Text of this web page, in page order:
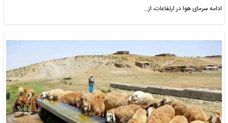
ادامه سرمای هوا در ارتفاعات، از…